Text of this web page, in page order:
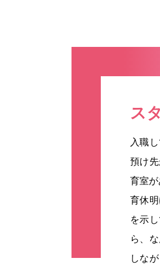
ス
入職
預け
育室が
育休
を示
ら、
しな